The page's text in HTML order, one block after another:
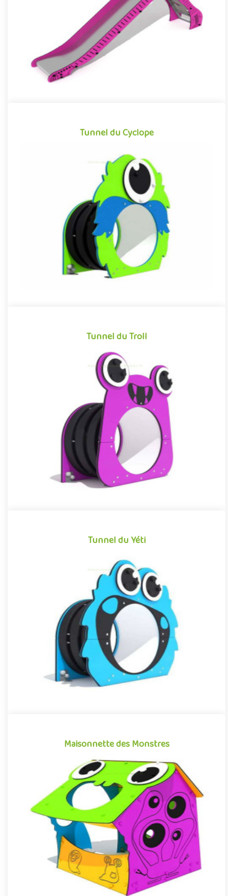
po..
Offre partenaire
Tunnel du Cyclope
Tunnel du Cyclope
Structure pour aires de jeux reprenant l’esthétique et les codes
graphiques des dessins animés et films d’animation pour enfa..
Offre partenaire
Tunnel du Troll
Tunnel du Troll
Structure pour aires de jeux reprenant l’esthétique et les codes
graphiques des dessins animés et films d’animation pour enfa..
Offre partenaire
Tunnel du Yéti
Tunnel du Yéti
Structure pour aires de jeux reprenant l’esthétique et les codes
graphiques des dessins animés et films d’animation pour enfa..
Offre partenaire
Maisonnette des Monstres
Maisonnette des Monstres
Structure pour aires de jeux, reprenant l’esthétique et les codes
graphiques des dessins animés et films d’animation pour enf..
Offre partenaire